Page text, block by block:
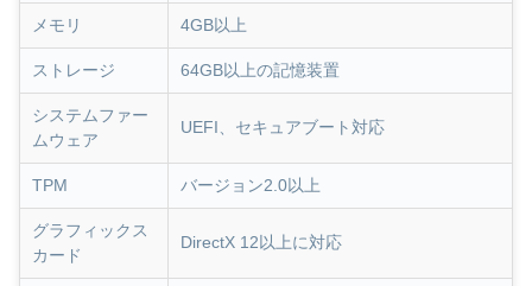
メモリ 4GB以上
ストレージ 64GB以上の記憶装置
システムファー
ムウェア
UEFI、セキュアブート対応
TPM バージョン2.0以上
グラフィックス
カード
DirectX 12以上に対応